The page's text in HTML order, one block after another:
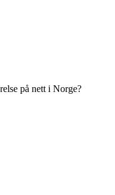
på nett i Norge?